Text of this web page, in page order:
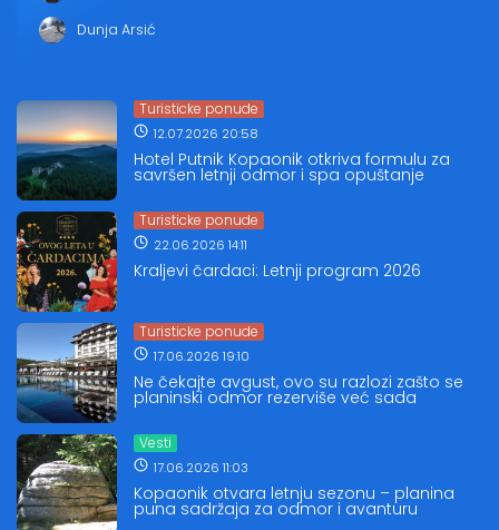
Dunja Arsić
Turisticke ponude
12.07.2026 20:58
Hotel Putnik Kopaonik otkriva formulu za
savršen letnji odmor i spa opuštanje
Turisticke ponude
22.06.2026 14:11
Kraljevi čardaci: Letnji program 2026
Turisticke ponude
17.06.2026 19:10
Ne čekajte avgust, ovo su razlozi zašto se
planinski odmor rezerviše već sada
Vesti
17.06.2026 11:03
Kopaonik otvara letnju sezonu – planina
puna sadržaja za odmor i avanturu